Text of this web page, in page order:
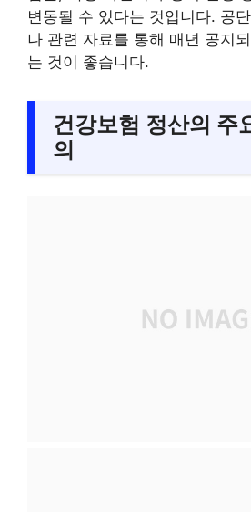
변동될 수 있다는 것입니다. 공
나 관련 자료를 통해 매년 공지
는 것이 좋습니다.
건강보험 정산의 주
의